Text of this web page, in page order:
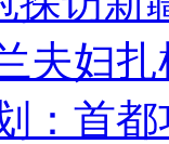
夫妇
：首